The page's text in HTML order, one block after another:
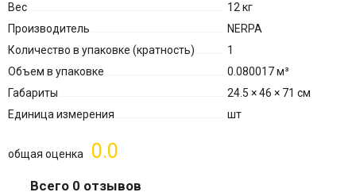
Вес
12 кг
Производитель
NERPA
Количество в упаковке (кратность)
1
Объем в упаковке
0.080017 м³
Габариты
24.5 × 46 × 71 см
Единица измерения
шт
0.0
общая оценка
Всего 0 отзывов